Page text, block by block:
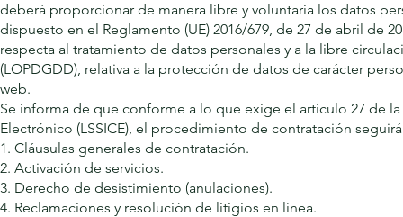
deberá proporcionar de manera libre y voluntaria los datos
dispuesto en el Reglamento (UE) 2016/679, de 27 de abril de
respecta al tratamiento de datos personales y a la libre
(LOPDGDD), relativa a la protección de datos de carácter
web.
Se informa de que conforme a lo que exige el artículo 27 de
Electrónico (LSSICE), el procedimiento de contratación
1. Cláusulas generales de contratación.
2. Activación de servicios.
3. Derecho de desistimiento (anulaciones).
4. Reclamaciones y resolución de litigios en línea.